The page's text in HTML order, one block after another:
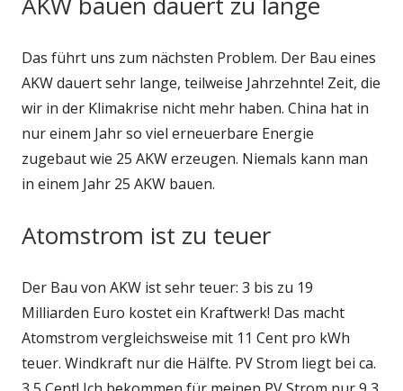
Das führt uns zum nächsten Problem. Der Bau eines
AKW dauert sehr lange, teilweise Jahrzehnte! Zeit, die
wir in der Klimakrise nicht mehr haben. China hat in
nur einem Jahr so viel erneuerbare Energie
zugebaut wie 25 AKW erzeugen. Niemals kann man
in einem Jahr 25 AKW bauen.
Atomstrom ist zu teuer
Der Bau von AKW ist sehr teuer: 3 bis zu 19
Milliarden Euro kostet ein Kraftwerk! Das macht
Atomstrom vergleichsweise mit 11 Cent pro kWh
teuer. Windkraft nur die Hälfte. PV Strom liegt bei ca.